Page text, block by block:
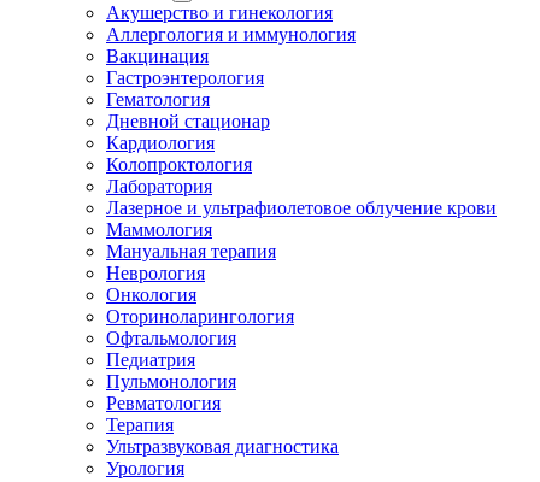
Акушерство и гинекология
Аллергология и иммунология
Вакцинация
Гастроэнтерология
Гематология
Дневной стационар
Кардиология
Колопроктология
Лаборатория
Лазерное и ультрафиолетовое облучение крови
Маммология
Мануальная терапия
Неврология
Онкология
Оториноларингология
Офтальмология
Педиатрия
Пульмонология
Ревматология
Терапия
Ультразвуковая диагностика
Урология